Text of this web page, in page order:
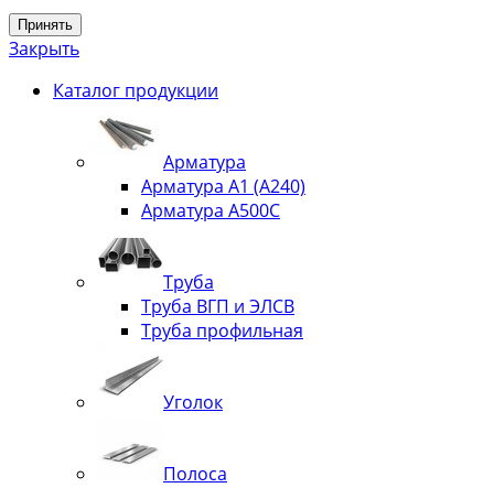
Принять
Закрыть
Каталог продукции
Арматура
Арматура А1 (А240)
Арматура А500С
Труба
Труба ВГП и ЭЛСВ
Труба профильная
Уголок
Полоса